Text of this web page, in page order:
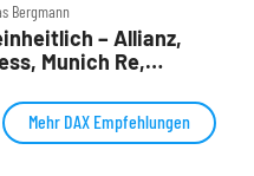
Bergmann
– Allianz,
Munich Re,
Mehr DAX Empfehlungen